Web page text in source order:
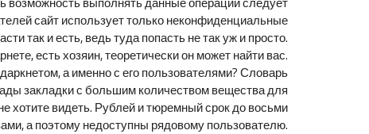
сайт использует только неконфиденциальные
так и есть, ведь туда попасть не так уж и просто.
есть хозяин, теоретически он может найти вас.
а именно с его пользователями? Словарь
закладки с большим количеством вещества для
хотите видеть. Рублей и тюремный срок до восьми
а поэтому недоступны рядовому пользователю.